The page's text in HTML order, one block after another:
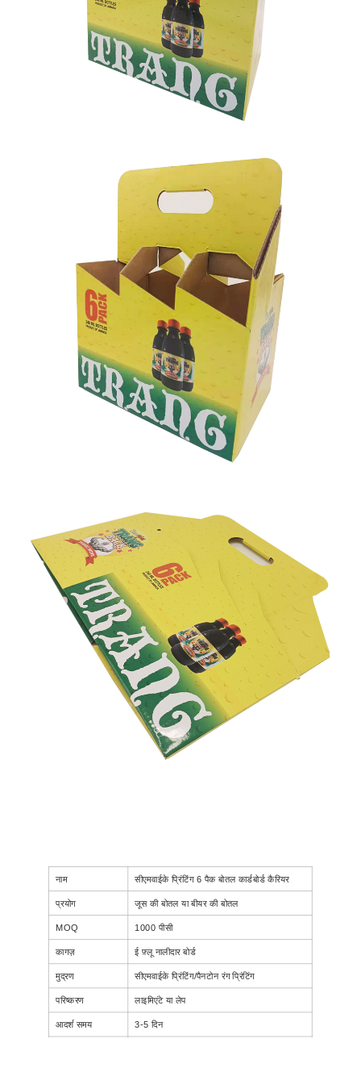
नाम सीएमवाईके प्रिंटिंग 6 पैक बोतल कार्डबोर्ड कैरियर
प्रयोग जूस की बोतल या बीयर की बोतल
MOQ 1000 पीसी
कागज़ ई फ़्लू नालीदार बोर्ड
मुद्रण सीएमवाईके प्रिंटिंग/पैनटोन रंग प्रिंटिंग
परिष्करण लाइमिएंटे या लेप
आदर्श समय 3-5 दिन